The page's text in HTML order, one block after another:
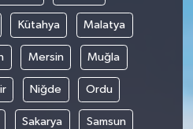
Kütahya Malatya
Mersin Muğla
Niğde Ordu
Sakarya Samsun